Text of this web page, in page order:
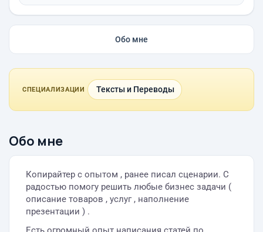
Обо мне
СПЕЦИАЛИЗАЦИИ Тексты и Переводы
Обо мне
Копирайтер с опытом , ранее писал сценарии. С
радостью помогу решить любые бизнес задачи (
описание товаров , услуг , наполнение
презентации ) .